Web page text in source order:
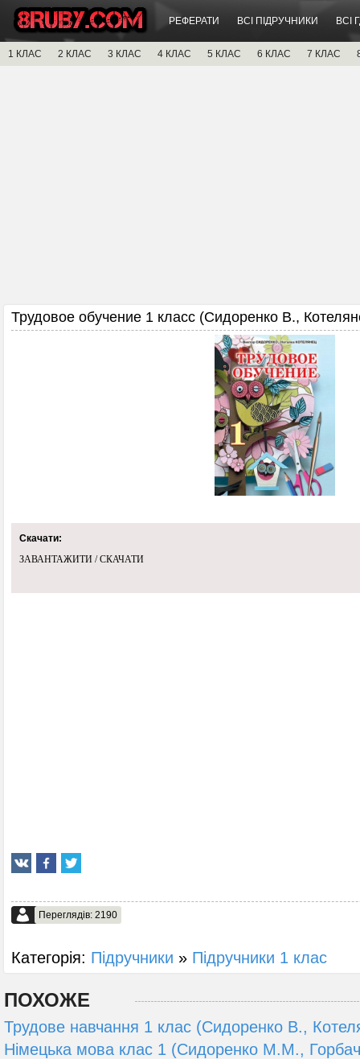
РЕФЕРАТИ ВСІ ПІДРУЧНИКИ ВСІ
1 КЛАС 2 КЛАС 3 КЛАС 4 КЛАС 5 КЛАС 6 КЛАС 7 КЛАС
Трудовое обучение 1 класс (Сидоренко В.,
Скачати:
ЗАВАНТАЖИТИ / СКАЧАТИ
Переглядів: 2190
Категорія: Підручники » Підручники 1 клас
ПОХОЖЕ
Трудове навчання 1 клас (Сидоренко В.,
Німецька мова клас 1 (Сидоренко M.М.,